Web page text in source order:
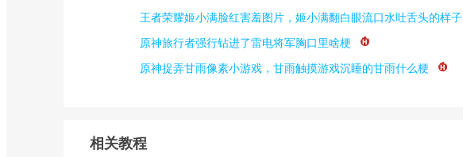
王者荣耀姬小满脸红害羞图片，姬小满翻白眼流口水吐舌头的样子
原神旅行者强行钻进了雷电将军胸口里啥梗
原神捉弄甘雨像素小游戏，甘雨触摸游戏沉睡的甘雨什么梗
相关教程